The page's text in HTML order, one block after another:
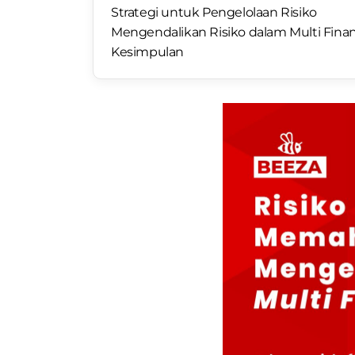
Strategi untuk Pengelolaan Risiko
Mengendalikan Risiko dalam Multi
Kesimpulan